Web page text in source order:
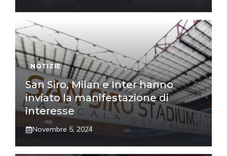
NOTIZIE
San Siro, Milan e Inter hanno
inviato la manifestazione di
interesse
Novembre 5, 2024